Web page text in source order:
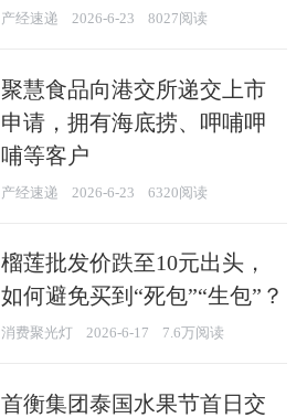
产经速递 2026-6-23 8027阅读
聚慧食品向港交所递交上市
申请，拥有海底捞、呷哺呷
哺等客户
产经速递 2026-6-23 6320阅读
榴莲批发价跌至10元出头，
如何避免买到“死包”“生包”？
消费聚光灯 2026-6-17 7.6万阅读
首衡集团泰国水果节首日交